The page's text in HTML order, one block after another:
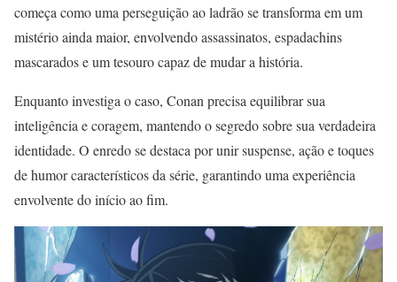
começa como uma perseguição ao ladrão se transforma em um
mistério ainda maior, envolvendo assassinatos, espadachins
mascarados e um tesouro capaz de mudar a história.
Enquanto investiga o caso, Conan precisa equilibrar sua
inteligência e coragem, mantendo o segredo sobre sua verdadeira
identidade. O enredo se destaca por unir suspense, ação e toques
de humor característicos da série, garantindo uma experiência
envolvente do início ao fim.